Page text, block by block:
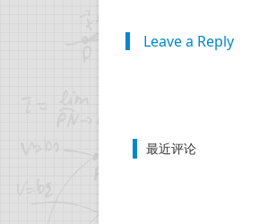
Leave a Reply
最近评论